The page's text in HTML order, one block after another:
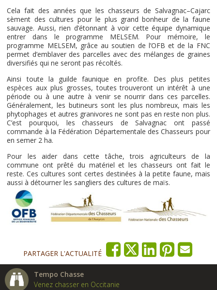
Cela fait des années que les chasseurs de Salvagnac–Cajarc
sèment des cultures pour le plus grand bonheur de la faune
sauvage. Aussi, rien d’étonnant à voir cette équipe dynamique
entrer dans le programme MELSEM. Pour mémoire, le
programme MELSEM, grâce au soutien de l’OFB et de la FNC
permet d’emblaver des parcelles avec des mélanges de graines
diversifiés qui ne seront pas récoltés.
Ainsi toute la guilde faunique en profite. Des plus petites
espèces aux plus grosses, toutes trouveront un intérêt à une
période ou à une autre à venir se nourrir dans ces parcelles.
Généralement, les butineurs sont les plus nombreux, mais les
phytophages et autres granivores ne sont pas en reste non plus.
C’est pourquoi, les chasseurs de Salvagnac ont passé
commande à la Fédération Départementale des Chasseurs pour
en semer 2 ha.
Pour les aider dans cette tâche, trois agriculteurs de la
commune ont prêté du matériel et les chasseurs ont fait le
reste. Ces cultures sont certes destinées à la petite faune, mais
aussi à détourner les sangliers des cultures de maïs.
PARTAGER L'ACTUALITÉ
Tempo Chasse
Venez chasser en Occitanie